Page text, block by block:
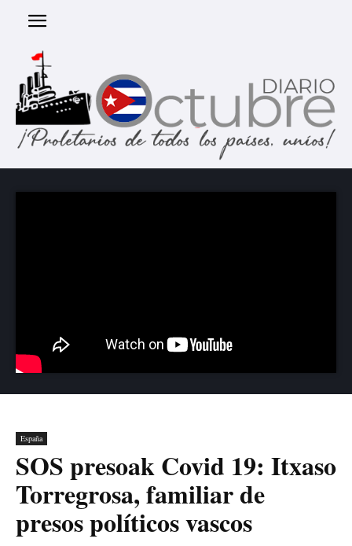
España
SOS presoak Covid 19: Itxaso
Torregrosa, familiar de
presos políticos vascos